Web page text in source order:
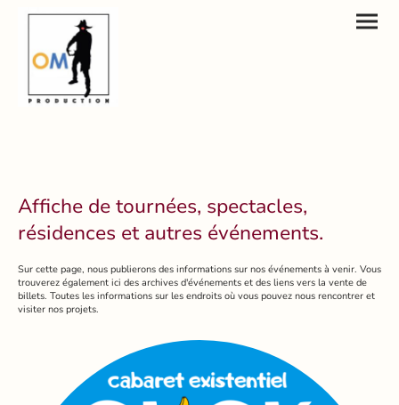
Affiche de tournées, spectacles,
résidences et autres événements.
Sur cette page, nous publierons des informations sur nos événements à venir. Vous
trouverez également ici des archives d'événements et des liens vers la vente de
billets. Toutes les informations sur les endroits où vous pouvez nous rencontrer et
visiter nos projets.